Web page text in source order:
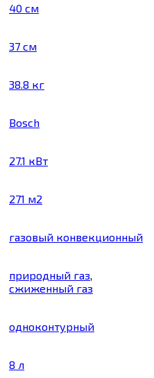
40 см
37 см
38.8 кг
Bosch
27.1 кВт
271 м2
газовый конвекционный
природный газ,
сжиженный газ
одноконтурный
8 л